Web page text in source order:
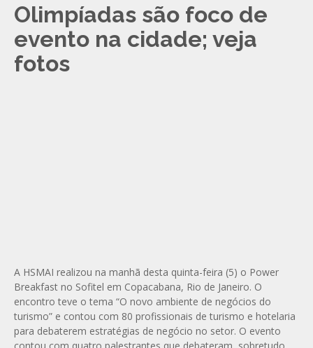
Olimpíadas são foco de
evento na cidade; veja
fotos
A HSMAI realizou na manhã desta quinta-feira (5) o Power
Breakfast no Sofitel em Copacabana, Rio de Janeiro. O
encontro teve o tema “O novo ambiente de negócios do
turismo” e contou com 80 profissionais de turismo e hotelaria
para debaterem estratégias de negócio no setor. O evento